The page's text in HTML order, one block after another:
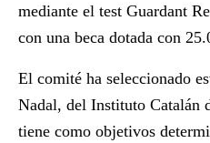
mediante el test Guardant
con una beca dotada con
El comité ha seleccionado
Nadal, del Instituto Catalán
tiene como objetivos